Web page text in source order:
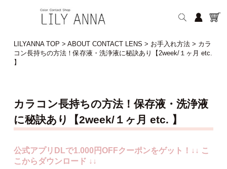
LILYANNA TOP > ABOUT CONTACT LENS > お手入れ方法> カラ
コン長持ちの方法！保存液・洗浄液に秘訣あり【2week/１ヶ月 etc.
】
カラコン長持ちの方法！保存液・洗浄液
に秘訣あり【2week/１ヶ月 etc. 】
公式アプリDLで1.000円OFFクーポンをゲット！↓↓ こ
こからダウンロード ↓↓